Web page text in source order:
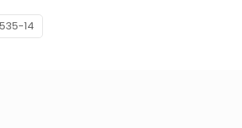
14